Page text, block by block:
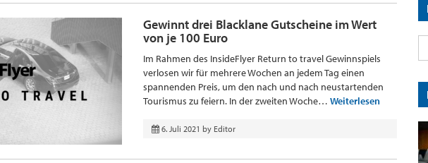
Gewinnt drei Blacklane Gutscheine im Wert
von je 100 Euro
Im Rahmen des InsideFlyer Return to travel Gewinnspiels
verlosen wir für mehrere Wochen an jedem Tag einen
spannenden Preis, um den nach und nach neustartenden
Tourismus zu feiern. In der zweiten Woche… Weiterlesen
6. Juli 2021 by Editor